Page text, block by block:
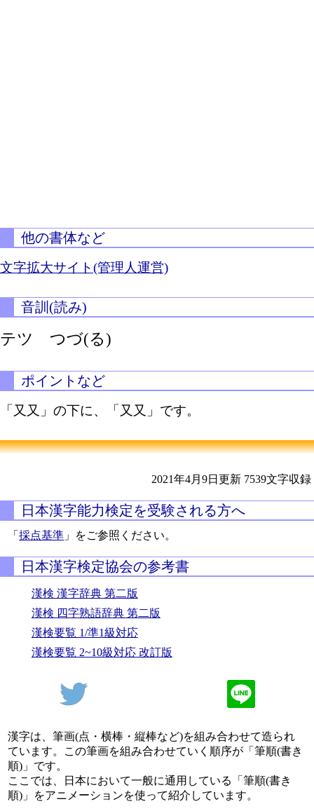
他の書体など
文字拡大サイト(管理人運営)
音訓(読み)
テツ つづ(る)
ポイントなど
「又又」の下に、「又又」です。
2021年4月9日更新 7539文字収録
日本漢字能力検定を受験される方へ
「採点基準 」をご参照ください。
日本漢字検定協会の参考書
漢検 漢字辞典 第二版
漢検 四字熟語辞典 第二版
漢検要覧 1/準1級対応
漢検要覧 2~10級対応 改訂版
漢字は、筆画(点・横棒・縦棒など)を組み合わせて造られ
ています。この筆画を組み合わせていく順序が「筆順(書き
順)」です。
ここでは、日本において一般に通用している「筆順(書き
順)」をアニメーションを使って紹介しています。